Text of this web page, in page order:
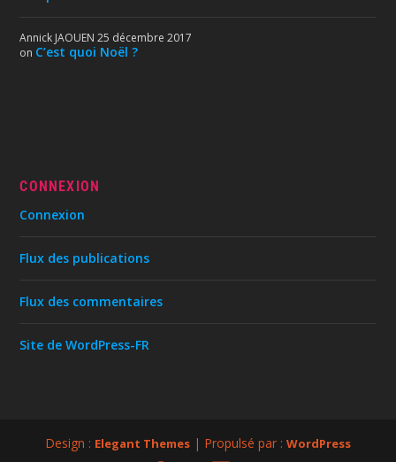
Annick JAOUEN 25 décembre 2017
on C’est quoi Noël ?
CONNEXION
Connexion
Flux des publications
Flux des commentaires
Site de WordPress-FR
Design : Elegant Themes | Propulsé par : WordPress